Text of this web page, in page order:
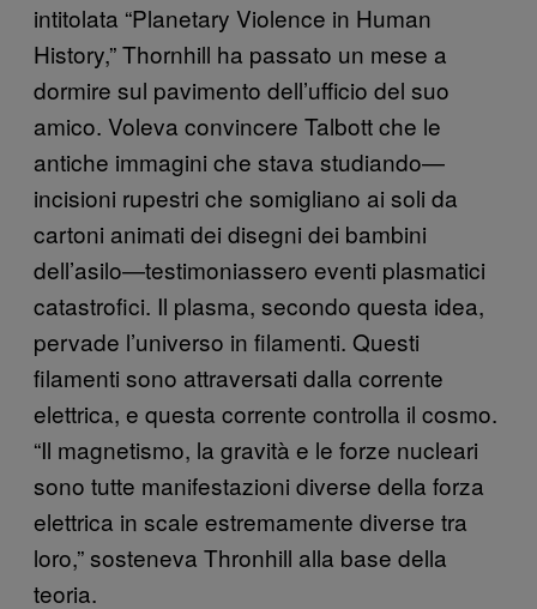
intitolata “Planetary Violence in Human
History,” Thornhill ha passato un mese a
dormire sul pavimento dell’ufficio del suo
amico. Voleva convincere Talbott che le
antiche immagini che stava studiando—
incisioni rupestri che somigliano ai soli da
cartoni animati dei disegni dei bambini
dell’asilo—testimoniassero eventi plasmatici
catastrofici. Il plasma, secondo questa idea,
pervade l’universo in filamenti. Questi
filamenti sono attraversati dalla corrente
elettrica, e questa corrente controlla il cosmo.
“Il magnetismo, la gravità e le forze nucleari
sono tutte manifestazioni diverse della forza
elettrica in scale estremamente diverse tra
loro,” sosteneva Thronhill alla base della
teoria.